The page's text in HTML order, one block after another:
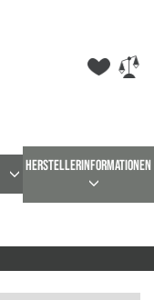
HERSTELLERINFORMATIONEN